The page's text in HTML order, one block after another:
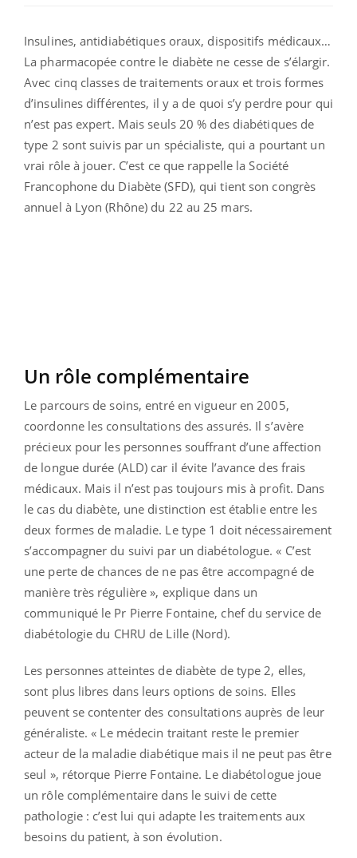
Insulines, antidiabétiques oraux, dispositifs médicaux…
La pharmacopée contre le diabète ne cesse de s’élargir.
Avec cinq classes de traitements oraux et trois formes
d’insulines différentes, il y a de quoi s’y perdre pour qui
n’est pas expert. Mais seuls 20 % des diabétiques de
type 2 sont suivis par un spécialiste, qui a pourtant un
vrai rôle à jouer. C’est ce que rappelle la Société
Francophone du Diabète (SFD), qui tient son congrès
annuel à Lyon (Rhône) du 22 au 25 mars.
Un rôle complémentaire
Le parcours de soins, entré en vigueur en 2005,
coordonne les consultations des assurés. Il s’avère
précieux pour les personnes souffrant d’une affection
de longue durée (ALD) car il évite l’avance des frais
médicaux. Mais il n’est pas toujours mis à profit. Dans
le cas du diabète, une distinction est établie entre les
deux formes de maladie. Le type 1 doit nécessairement
s’accompagner du suivi par un diabétologue. « C’est
une perte de chances de ne pas être accompagné de
manière très régulière », explique dans un
communiqué le Pr Pierre Fontaine, chef du service de
diabétologie du CHRU de Lille (Nord).
Les personnes atteintes de diabète de type 2, elles,
sont plus libres dans leurs options de soins. Elles
peuvent se contenter des consultations auprès de leur
généraliste. « Le médecin traitant reste le premier
acteur de la maladie diabétique mais il ne peut pas être
seul », rétorque Pierre Fontaine. Le diabétologue joue
un rôle complémentaire dans le suivi de cette
pathologie : c’est lui qui adapte les traitements aux
besoins du patient, à son évolution.